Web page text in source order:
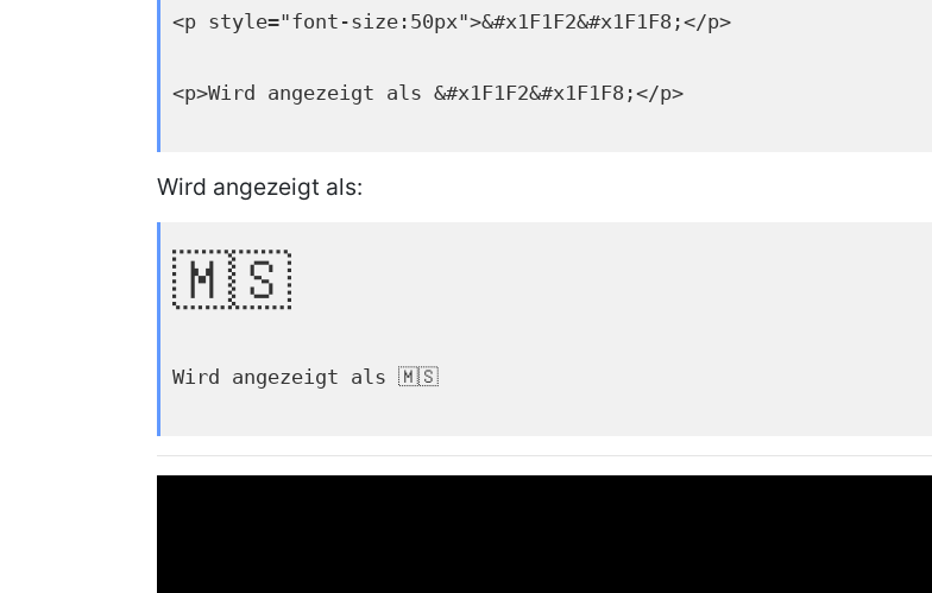
<p style="font-size:50px">&#x1F1F2&#x1F1F8;</p>
<p>Wird angezeigt als &#x1F1F2&#x1F1F8;</p>
Wird angezeigt als:
🇲🇸
Wird angezeigt als 🇲🇸